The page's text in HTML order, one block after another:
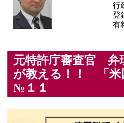
行
登
有
元特許庁審査官
が教える！！ 「米
№１１